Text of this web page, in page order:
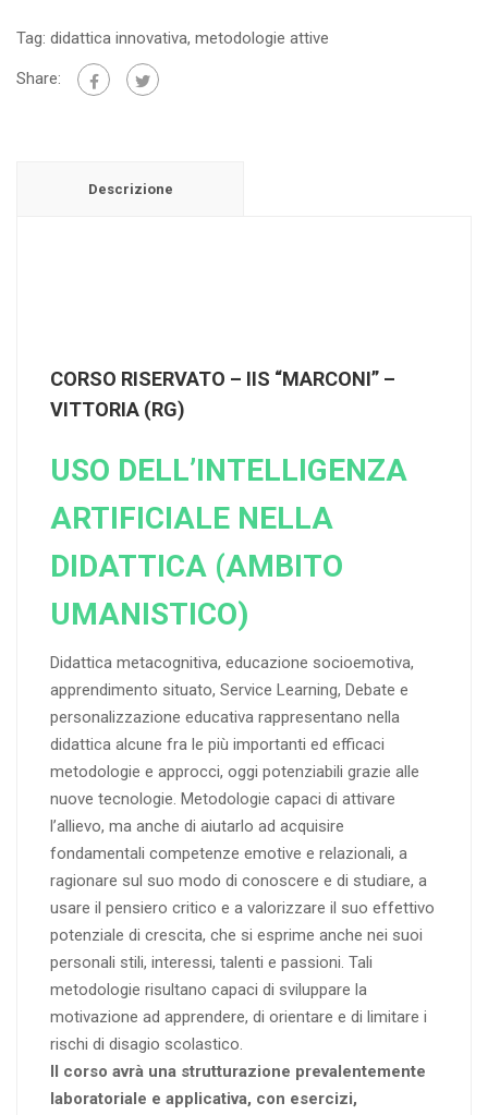
Tag: didattica innovativa, metodologie attive
Share:
Descrizione
CORSO RISERVATO – IIS “MARCONI” –
VITTORIA (RG)
USO DELL’INTELLIGENZA
ARTIFICIALE NELLA
DIDATTICA (AMBITO
UMANISTICO)
Didattica metacognitiva, educazione socioemotiva,
apprendimento situato, Service Learning, Debate e
personalizzazione educativa rappresentano nella
didattica alcune fra le più importanti ed efficaci
metodologie e approcci, oggi potenziabili grazie alle
nuove tecnologie. Metodologie capaci di attivare
l’allievo, ma anche di aiutarlo ad acquisire
fondamentali competenze emotive e relazionali, a
ragionare sul suo modo di conoscere e di studiare, a
usare il pensiero critico e a valorizzare il suo effettivo
potenziale di crescita, che si esprime anche nei suoi
personali stili, interessi, talenti e passioni. Tali
metodologie risultano capaci di sviluppare la
motivazione ad apprendere, di orientare e di limitare i
rischi di disagio scolastico.
Il corso avrà una strutturazione prevalentemente
laboratoriale e applicativa, con esercizi,